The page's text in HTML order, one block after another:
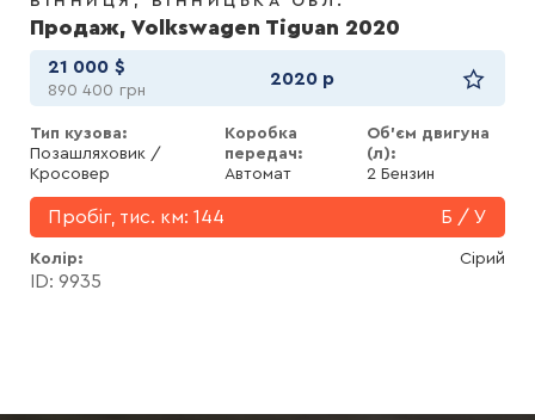
Продаж, Volkswagen Tiguan 2020
21 000 $
890 400 грн
2020 р
Тип кузова:
Позашляховик /
Кросовер
Коробка
передач:
Автомат
Об'єм двигуна
(л):
2 Бензин
Пробіг, тис. км: 144 Б / У
Колір Сірий
ID: 9935